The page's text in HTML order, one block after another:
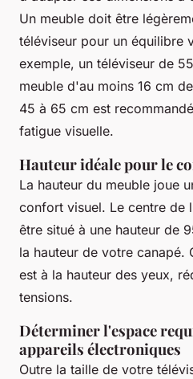
Un meuble doit être
téléviseur pour un équilibre
exemple, un téléviseur de
meuble d'au moins 16 cm
45 à 65 cm est
fatigue visuelle.
Hauteur idéale pour le
La hauteur du meuble joue
confort visuel. Le centre de
être situé à une hauteur de
la hauteur de votre canapé.
est à la hauteur des yeux,
tensions.
Déterminer l'espace
appareils électroniques
Outre la taille de votre